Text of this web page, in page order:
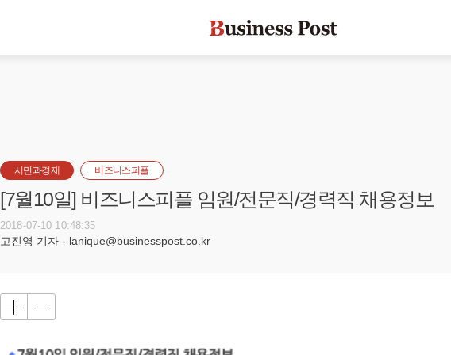
시민과경제 비즈니스피플
[7월10일] 비즈니스피플 임원/전문직/경력직 채용정보
2018-07-10 10:48:35
고진영 기자 - lanique@businesspost.co.kr